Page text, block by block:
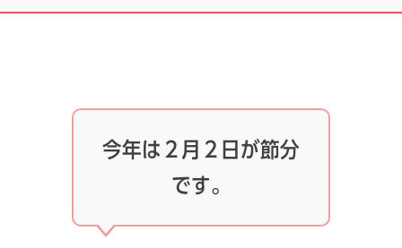
今年は２月２日が節分
です。